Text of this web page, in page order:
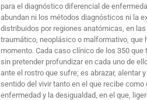
para el diagnóstico diferencial de
abundan ni los métodos diagnósticos ni la
distribuidos por regiones anatómicas, en
traumático, neoplásico o malformativo, que
momento. Cada caso clínico de los 350
sin pretender profundizar en cada uno de
ante el rostro que sufre; es abrazar, alentar
sentido del vivir tanto en el que recibe
enfermedad y la desigualdad, en el que,